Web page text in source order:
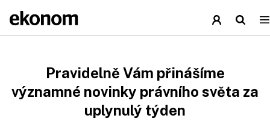
Pravidelně Vám přinášíme
významné novinky právního světa za
uplynulý týden